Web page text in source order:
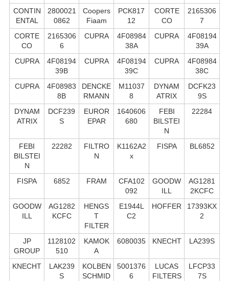
CONTIN
ENTAL
2800021
0862
Coopers
Fiaam
PCK817
12
CORTE
CO
2165306
7
CORTE
CO
2165306
6
CUPRA
4F08984
38A
CUPRA
4F08194
39A
CUPRA
4F08194
39B
CUPRA
4F08194
39C
CUPRA
4F08984
38C
CUPRA
4F08983
8B
DENCKE
RMANN
M11037
8
DYNAM
ATRIX
DCFK23
9S
DYNAM
ATRIX
DCF239
S
EUROR
EPAR
1640606
680
FEBI
BILSTEI
N
22284
FEBI
BILSTEI
N
22282
FILTRO
N
K1162A2
x
FISPA BL6852
FISPA 6852 FRAM
CFA102
092
GOODW
ILL
AG1281
2KCFC
GOODW
ILL
AG1282
KCFC
HENGS
T
FILTER
E1944L
C2
HOFFER
17393KX
2
JP
GROUP
1128102
510
KAMOK
A
6080035 KNECHT LA239S
KNECHT
LAK239
S
KOLBEN
SCHMID
5001376
6
LUCAS
FILTERS
LFCP33
7S